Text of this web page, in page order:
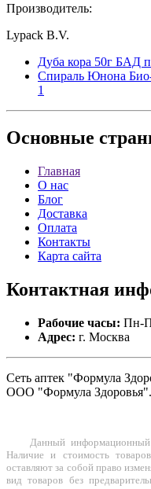
Производитель:
Lypack B.V.
Дуба кора 50г БАД
Спираль Юнона
1
Основные
Главная
О нас
Блог
Доставка
Оплата
Контакты
Карта сайта
Контактная
Рабочие часы: Пн-
Адрес: г. Москва
Сеть аптек "Формула
ООО "Формула Здоровья".
Данный информационный
Наличие и стоимость
оставляют за собой право
вид товаров без